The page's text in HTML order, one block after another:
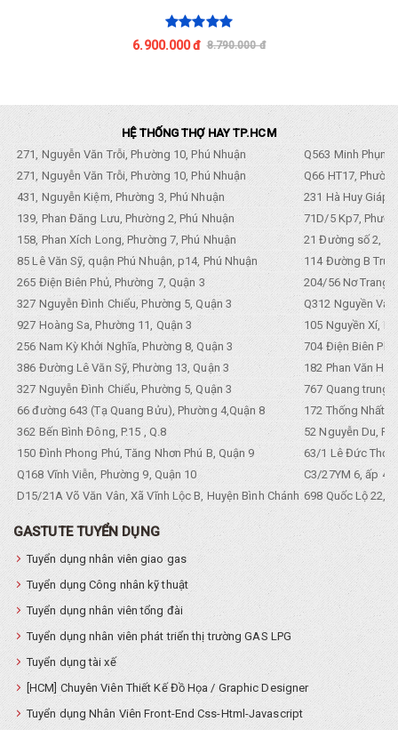
6.900.000 đ 8.790.000 đ
HỆ THỐNG THỢ HAY TP.HCM
271, Nguyễn Văn Trỗi, Phường 10, Phú Nhuận
Q563 Minh
271, Nguyễn Văn Trỗi, Phường 10, Phú Nhuận
Q66 HT17,
431, Nguyễn Kiệm, Phường 3, Phú Nhuận
231 Hà Huy Giáp,
139, Phan Đăng Lưu, Phường 2, Phú Nhuận
71D/5 Kp7,
158, Phan Xích Long, Phường 7, Phú Nhuận
21 Đường số 2,
85 Lê Văn Sỹ, quận Phú Nhuận, p14, Phú Nhuận
114 Đường B
265 Điện Biên Phủ, Phường 7, Quận 3
204/56 Nơ Trang
327 Nguyễn Đình Chiểu, Phường 5, Quận 3
Q312 Nguyền
927 Hoàng Sa, Phường 11, Quận 3
105 Nguyền Xí,
256 Nam Kỳ Khởi Nghĩa, Phường 8, Quận 3
704 Điện Biên
386 Đường Lê Văn Sỹ, Phường 13, Quận 3
182 Phan Văn
327 Nguyễn Đình Chiểu, Phường 5, Quận 3
767 Quang trung,
66 đường 643 (Tạ Quang Bửu), Phường 4,Quận 8
172 Thống Nhất.
362 Bến Bình Đông, P.15 , Q.8
52 Nguyễn Du,
150 Đình Phong Phú, Tăng Nhơn Phú B, Quận 9
63/1 Lê Đức Thọ,
Q168 Vĩnh Viễn, Phường 9, Quận 10
C3/27YM 6, ấp 4,
D15/21A Võ Văn Vân, Xã Vĩnh Lộc B, Huyện Bình Chánh 698 Quốc Lộ 22,
GASTUTE TUYỂN DỤNG
Tuyển dụng nhân viên giao gas
Tuyển dụng Công nhân kỹ thuật
Tuyển dụng nhân viên tổng đài
Tuyển dụng nhân viên phát triển thị trường GAS LPG
Tuyển dụng tài xế
[HCM] Chuyên Viên Thiết Kế Đồ Họa / Graphic Designer
Tuyển dụng Nhân Viên Front-End Css-Html-Javascript